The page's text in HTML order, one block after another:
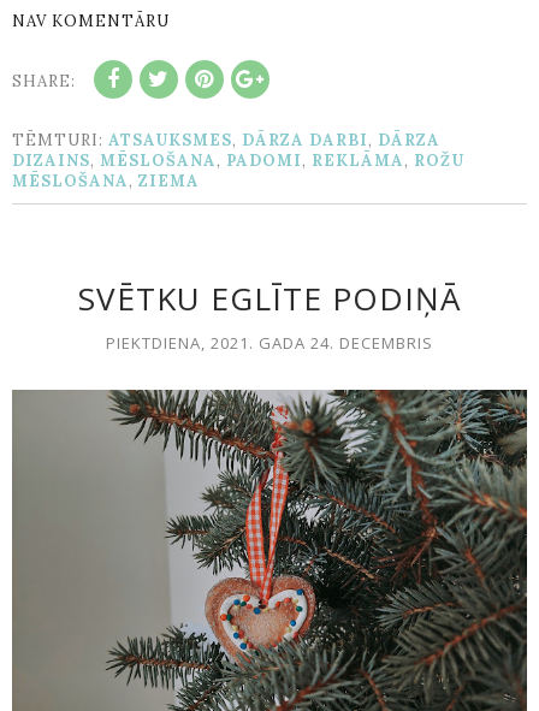
NAV KOMENTĀRU
SHARE:
TĒMTURI: ATSAUKSMES, DĀRZA DARBI, DĀRZA
DIZAINS, MĒSLOŠANA, PADOMI, REKLĀMA, ROŽU
MĒSLOŠANA, ZIEMA
SVĒTKU EGLĪTE PODIŅĀ
PIEKTDIENA, 2021. GADA 24. DECEMBRIS